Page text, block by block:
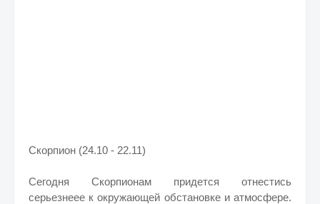
Скорпион (24.10 - 22.11)
Сегодня Скорпионам придется отнестись
серьезнеее к окружающей обстановке и атмосфере.